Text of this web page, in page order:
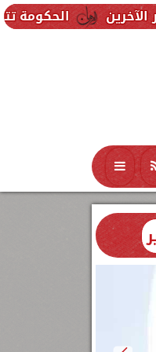
229 ألف شكوى وطلب واستفسار خلال يوليو.. ومدبولي يوجه بسرعة الاستجابة للمواطنين
محافظات